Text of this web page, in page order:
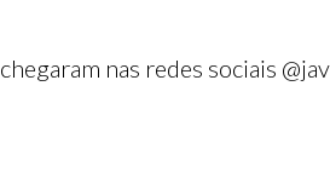
nas redes sociais